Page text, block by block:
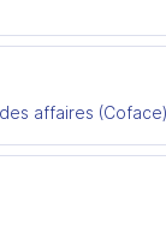
affaires (Coface)